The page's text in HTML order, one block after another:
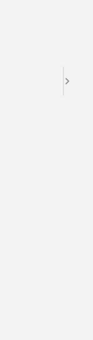
in
in Landshut